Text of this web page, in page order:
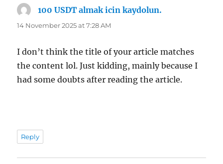
100 USDT almak icin kaydolun.
14 November 2025 at 7:28 AM
I don’t think the title of your article matches
the content lol. Just kidding, mainly because I
had some doubts after reading the article.
Reply